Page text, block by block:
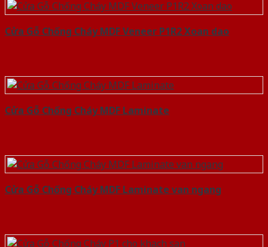
Cửa Gỗ Chống Cháy MDF Veneer P1R2 Xoan dao
Cửa Gỗ Chống Cháy MDF Laminate
Cửa Gỗ Chống Cháy MDF Laminate van ngang